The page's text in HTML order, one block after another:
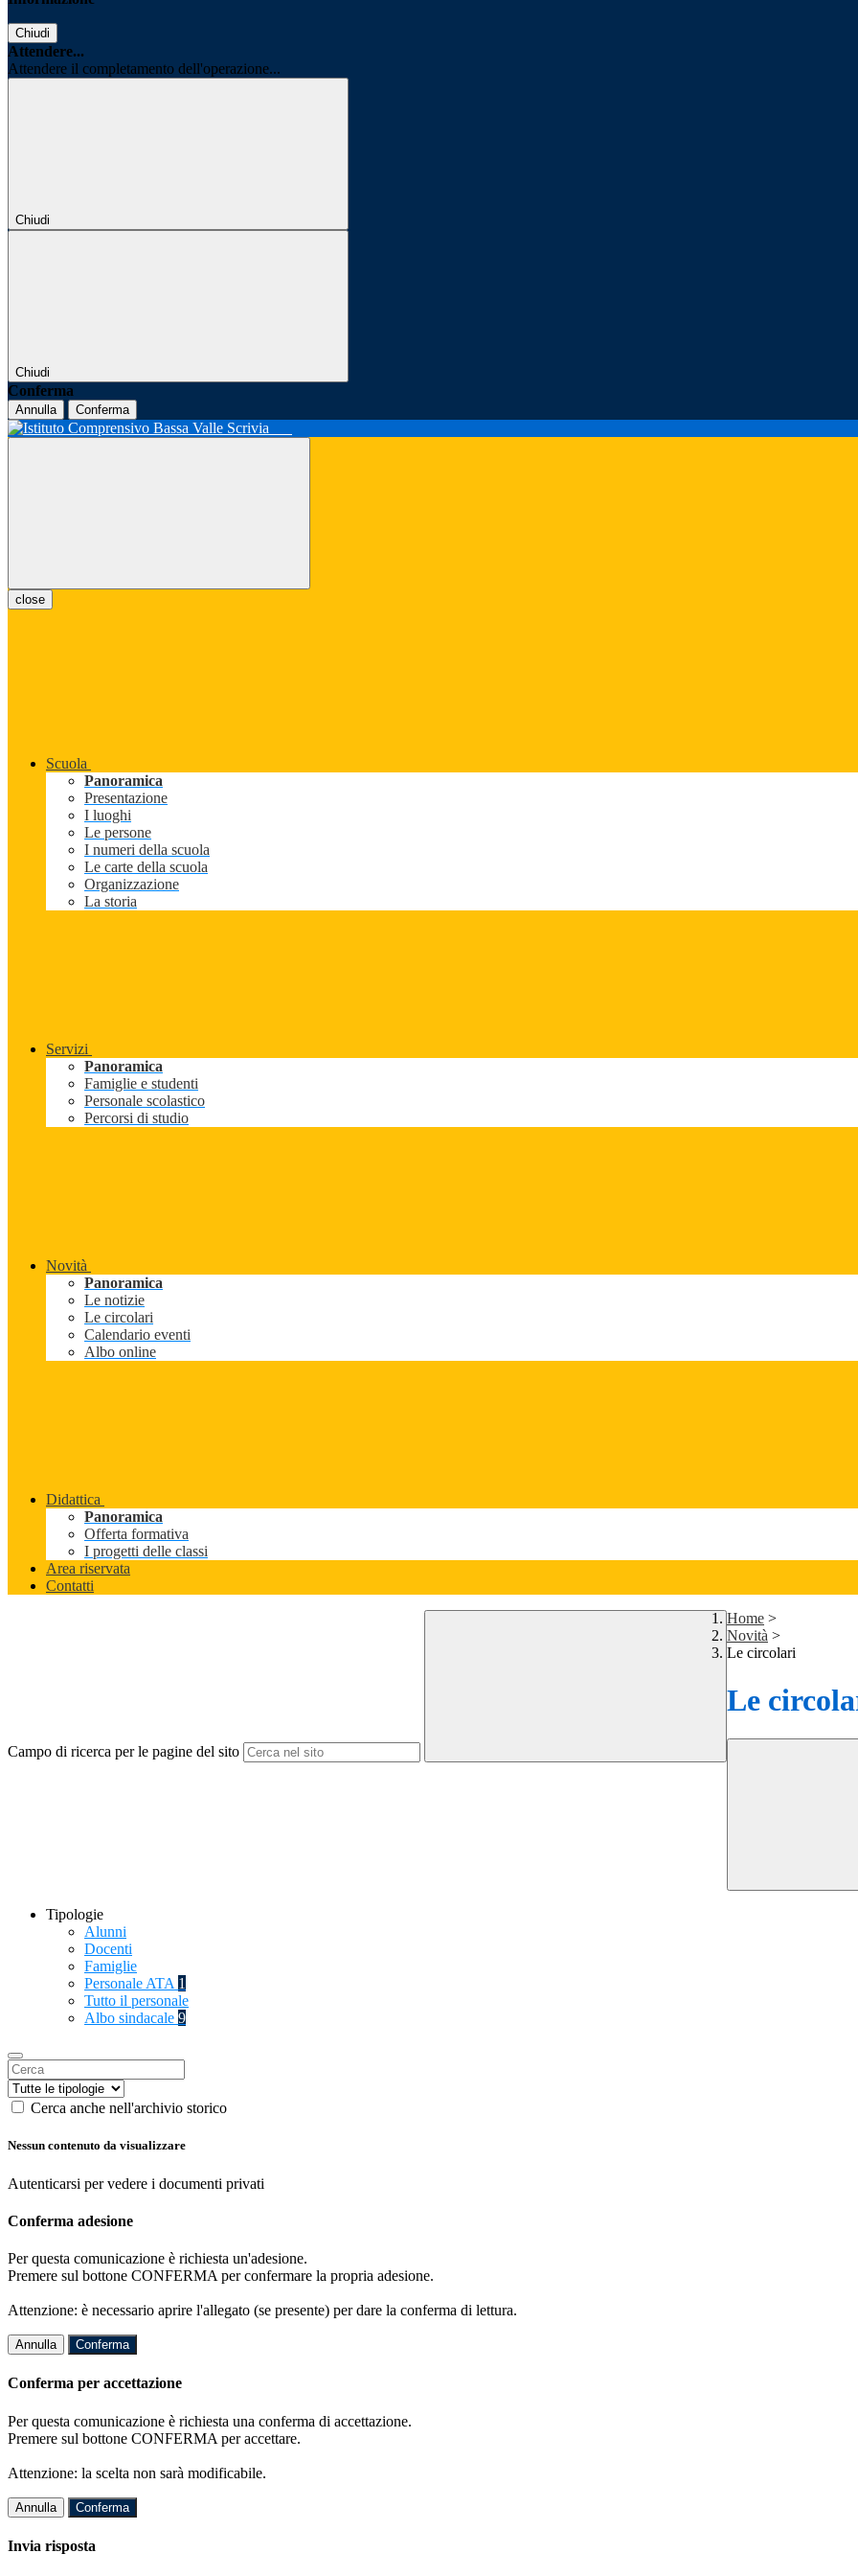
Chiudi
Attendere...
Attendere il completamento dell'operazione...
Chiudi
Chiudi
Conferma
Annulla Conferma
close
Scuola
Panoramica
Presentazione
I luoghi
Le persone
I numeri della scuola
Le carte della scuola
Organizzazione
La storia
Servizi
Panoramica
Famiglie e studenti
Personale scolastico
Percorsi di studio
Novità
Panoramica
Le notizie
Le circolari
Calendario eventi
Albo online
Didattica
Panoramica
Offerta formativa
I progetti delle classi
Area riservata
Contatti
Campo di ricerca per le pagine del sito
Home >
Novità >
Le circolari
Le
Tipologie
Alunni
Docenti
Famiglie
Personale ATA 1
Tutto il personale
Albo sindacale 9
Cerca anche nell'archivio storico
Nessun contenuto da visualizzare
Autenticarsi per vedere i documenti privati
Conferma adesione
Per questa comunicazione è richiesta un'adesione.
Premere sul bottone CONFERMA per confermare la propria adesione.
Attenzione: è necessario aprire l'allegato (se presente) per dare la conferma di lettura.
Annulla Conferma
Conferma per accettazione
Per questa comunicazione è richiesta una conferma di accettazione.
Premere sul bottone CONFERMA per accettare.
Attenzione: la scelta non sarà modificabile.
Annulla Conferma
Invia risposta